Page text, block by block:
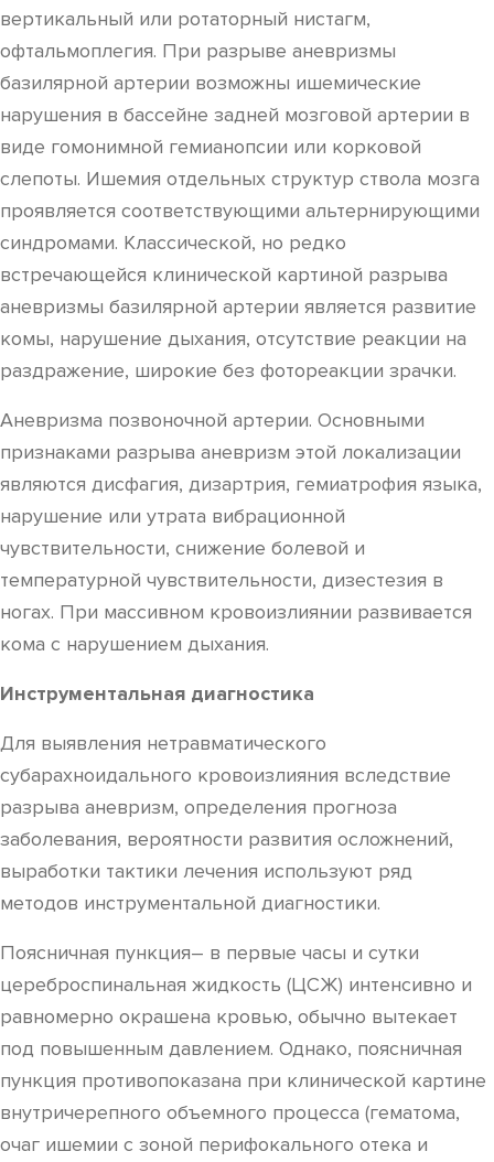
вертикальный или ротаторный нистагм,
офтальмоплегия. При разрыве аневризмы
базилярной артерии возможны ишемические
нарушения в бассейне задней мозговой артерии в
виде гомонимной гемианопсии или корковой
слепоты. Ишемия отдельных структур ствола мозга
проявляется соответствующими альтернирующими
синдромами. Классической, но редко
встречающейся клинической картиной разрыва
аневризмы базилярной артерии является развитие
комы, нарушение дыхания, отсутствие реакции на
раздражение, широкие без фотореакции зрачки.
Аневризма позвоночной артерии. Основными
признаками разрыва аневризм этой локализации
являются дисфагия, дизартрия, гемиатрофия языка,
нарушение или утрата вибрационной
чувствительности, снижение болевой и
температурной чувствительности, дизестезия в
ногах. При массивном кровоизлиянии развивается
кома с нарушением дыхания.
Инструментальная диагностика
Для выявления нетравматического
субарахноидального кровоизлияния вследствие
разрыва аневризм, определения прогноза
заболевания, вероятности развития осложнений,
выработки тактики лечения используют ряд
методов инструментальной диагностики.
Поясничная пункция– в первые часы и сутки
цереброспинальная жидкость (ЦСЖ) интенсивно и
равномерно окрашена кровью, обычно вытекает
под повышенным давлением. Однако, поясничная
пункция противопоказана при клинической картине
внутричерепного объемного процесса (гематома,
очаг ишемии с зоной перифокального отека и